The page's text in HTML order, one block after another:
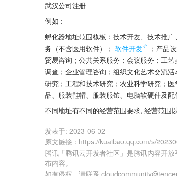
武汉公司注册
例如：
孵化器地址范围模板：技术开发、技术推
务（不含医用软件）； 软件开发
；产品
贸易咨询；公共关系服务；会议服务；工
调查；企业管理咨询；组织文化艺术交流
研究；工程和技术研究；农业科学研究；医
品、服装鞋帽、服装服饰、电脑软硬件及配
不同地址有不同的经营范围要求, 经营范围
发表于: 2023-06-02
原文链接 ： https://kuaibao.qq.com/s/
腾讯「腾讯云开发者社区」是腾讯内容开
布内容。
如有侵权，请联系